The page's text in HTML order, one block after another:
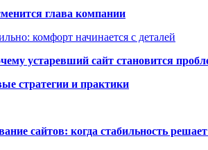
глава компании
комфорт начинается с деталей
устаревший сайт становится
стратегии и практики
сайтов: когда стабильность решает